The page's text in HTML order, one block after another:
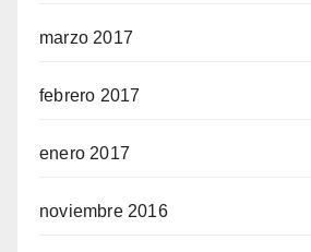
marzo 2017
febrero 2017
enero 2017
noviembre 2016